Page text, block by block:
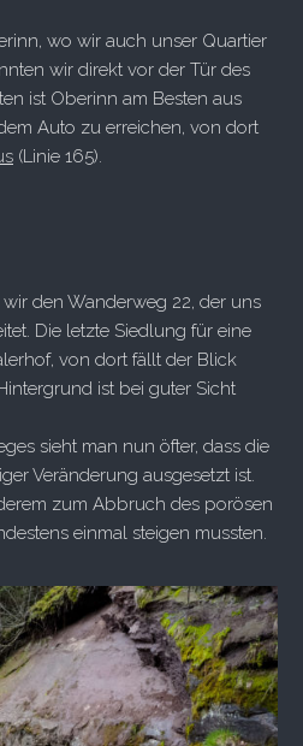
wo wir auch unser Quartier
wir direkt vor der Tür des
ist Oberinn am Besten aus
Auto zu erreichen, von dort
(Linie 165).
den Wanderweg 22, der uns
Die letzte Siedlung für eine
von dort fällt der Blick
ist bei guter Sicht
sieht man nun öfter, dass die
Veränderung ausgesetzt ist.
zum Abbruch des porösen
einmal steigen mussten.